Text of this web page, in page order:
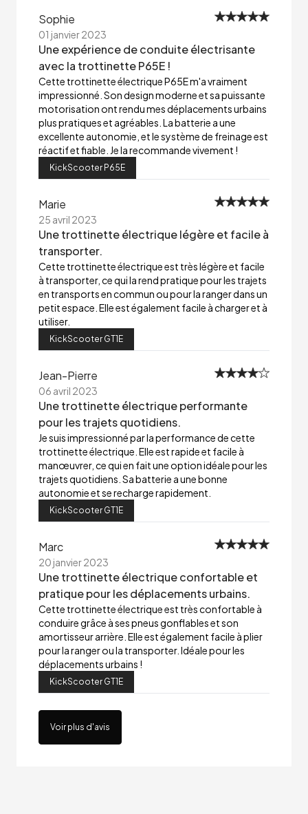
Sophie
01 janvier 2023
Une expérience de conduite électrisante
avec la trottinette P65E !
Cette trottinette électrique P65E m'a vraiment
impressionné. Son design moderne et sa puissante
motorisation ont rendu mes déplacements urbains
plus pratiques et agréables. La batterie a une
excellente autonomie, et le système de freinage est
réactif et fiable. Je la recommande vivement !
KickScooter P65E
Marie
25 avril 2023
Une trottinette électrique légère et facile à
transporter.
Cette trottinette électrique est très légère et facile
à transporter, ce qui la rend pratique pour les trajets
en transports en commun ou pour la ranger dans un
petit espace. Elle est également facile à charger et à
utiliser.
KickScooter GT1E
Jean-Pierre
06 avril 2023
Une trottinette électrique performante
pour les trajets quotidiens.
Je suis impressionné par la performance de cette
trottinette électrique. Elle est rapide et facile à
manœuvrer, ce qui en fait une option idéale pour les
trajets quotidiens. Sa batterie a une bonne
autonomie et se recharge rapidement.
KickScooter GT1E
Marc
20 janvier 2023
Une trottinette électrique confortable et
pratique pour les déplacements urbains.
Cette trottinette électrique est très confortable à
conduire grâce à ses pneus gonflables et son
amortisseur arrière. Elle est également facile à plier
pour la ranger ou la transporter. Idéale pour les
déplacements urbains !
KickScooter GT1E
Voir plus d'avis